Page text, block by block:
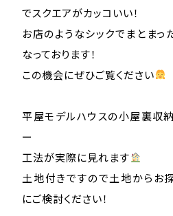
でスクエアがカッコいい！
お店のようなシックでまとま
なっております！
この機会にぜひご覧ください
平屋モデルハウスの小屋裏収
ー
工法が実際に見れます
土地付きですので土地からお
にご検討ください！